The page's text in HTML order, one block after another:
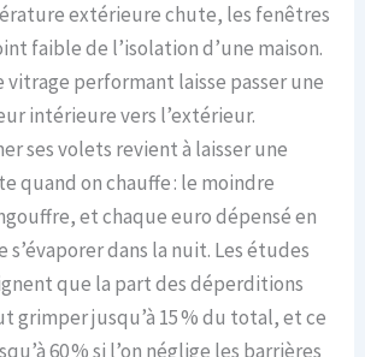
extérieure chute, les fenêtres
faible de l’isolation d’une maison.
vitrage performant laisse passer une
intérieure vers l’extérieur.
ses volets revient à laisser une
quand on chauffe : le moindre
et chaque euro dépensé en
s’évaporer dans la nuit. Les études
que la part des déperditions
grimper jusqu’à 15 % du total, et ce
60 % si l’on néglige les barrières